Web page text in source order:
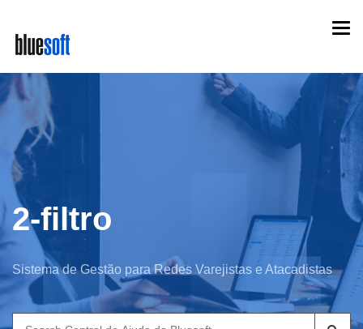
main
content
2-filtro
Sistema de Gestão para Redes Varejistas e Atacadistas
Search